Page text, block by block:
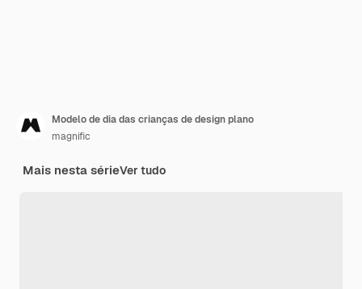
Modelo de dia das crianças de design plano
magnific
Mais nesta sérieVer tudo